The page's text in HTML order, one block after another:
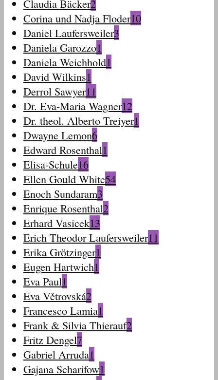
Claudia Bäcker2
Corina und Nadja Floder10
Daniel Laufersweiler3
Daniela Garozzo1
Daniela Weichhold1
David Wilkins1
Derrol Sawyer11
Dr. Eva-Maria Wagner12
Dr. theol. Alberto Treiyer1
Dwayne Lemon6
Edward Rosenthal1
Elisa-Schule16
Ellen Gould White54
Enoch Sundaram3
Enrique Rosenthal2
Erhard Vasicek13
Erich Theodor Laufersweiler11
Erika Grötzinger1
Eugen Hartwich1
Eva Paul1
Eva Větrovská2
Francesco Lamia1
Frank & Silvia Thierauf2
Fritz Dengel7
Gabriel Arruda1
Gajana Scharifow1